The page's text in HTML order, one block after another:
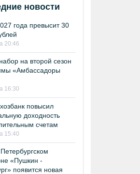
новости
года превысит 30
20:46
на второй сезон
«Амбассадоры
16:30
повысил
доходность
счетам
15:40
«Пушкин -
появится новая